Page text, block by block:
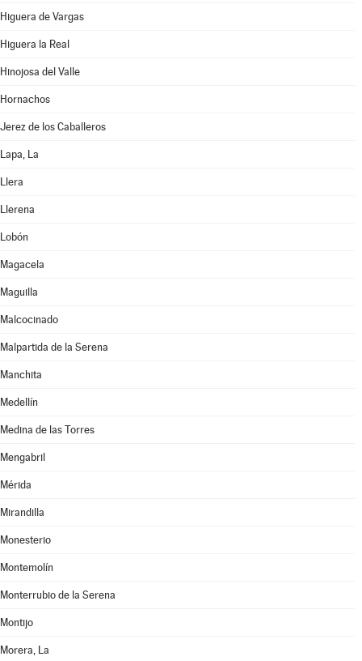
Higuera de Vargas
Higuera la Real
Hinojosa del Valle
Hornachos
Jerez de los Caballeros
Lapa, La
Llera
Llerena
Lobón
Magacela
Maguilla
Malcocinado
Malpartida de la Serena
Manchita
Medellín
Medina de las Torres
Mengabril
Mérida
Mirandilla
Monesterio
Montemolín
Monterrubio de la Serena
Montijo
Morera, La